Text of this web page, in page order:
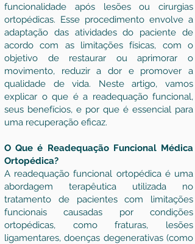
funcionalidade após lesões ou cirurgias
ortopédicas. Esse procedimento envolve a
adaptação das atividades do paciente de
acordo com as limitações físicas, com o
objetivo de restaurar ou aprimorar o
movimento, reduzir a dor e promover a
qualidade de vida. Neste artigo, vamos
explicar o que é a readequação funcional,
seus benefícios, e por que é essencial para
uma recuperação eficaz.
O Que é Readequação Funcional Médica
Ortopédica?
A readequação funcional ortopédica é uma
abordagem terapêutica utilizada no
tratamento de pacientes com limitações
funcionais causadas por condições
ortopédicas, como fraturas, lesões
ligamentares, doenças degenerativas (como